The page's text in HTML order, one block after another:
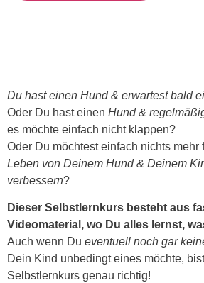
Du hast einen Hund & erwartest bald
Oder Du hast einen Hund &
es möchte einfach nicht klappen?
Oder Du möchtest einfach nichts mehr
Leben von Deinem Hund & Deinem
verbessern?
Dieser Selbstlernkurs besteht aus
Videomaterial, wo Du alles lernst,
Auch wenn Du eventuell noch gar
Dein Kind unbedingt eines möchte,
Selbstlernkurs genau richtig!